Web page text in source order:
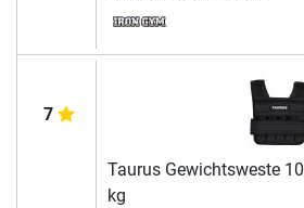
7
Taurus Gewichtsweste 10
kg